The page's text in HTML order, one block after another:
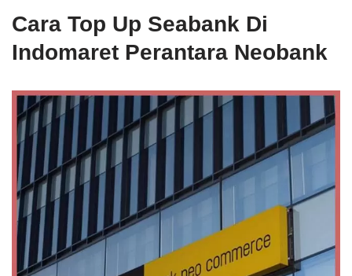
Cara Top Up Seabank Di
Indomaret Perantara Neobank